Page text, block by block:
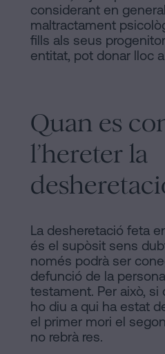
considerant en
maltractament
fills als seus
entitat, pot donar lloc
Quan es
l’hereter la
La desheretació feta
és el supòsit sens
només podrà ser
defunció de la
testament. Per això, si
ho diu a qui ha estat
el primer mori el
no rebrà res.